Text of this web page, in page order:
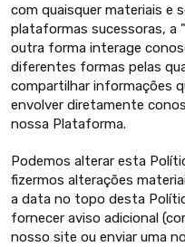
com quaisquer materiais e
plataformas sucessoras, a
outra forma interage
diferentes formas pelas
compartilhar informações
envolver diretamente
nossa Plataforma.
Podemos alterar esta
fizermos alterações
a data no topo desta
fornecer aviso adicional
nosso site ou enviar uma